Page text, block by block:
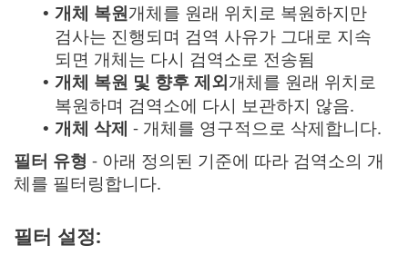
• 개체 복원개체를 원래 위치로 복원하지만
검사는 진행되며 검역 사유가 그대로 지속
되면 개체는 다시 검역소로 전송됨
• 개체 복원 및 향후 제외개체를 원래 위치로
복원하며 검역소에 다시 보관하지 않음.
• 개체 삭제 - 개체를 영구적으로 삭제합니다.
필터 유형 - 아래 정의된 기준에 따라 검역소의 개
체를 필터링합니다.
필터 설정: